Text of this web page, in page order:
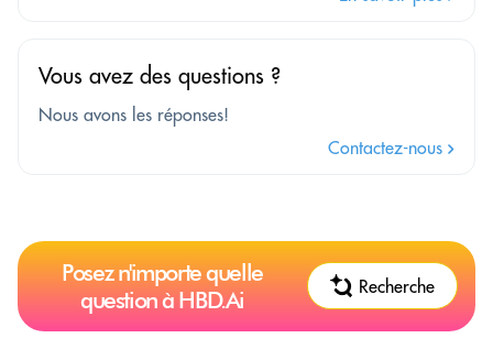
Vous avez des questions ?
Nous avons les réponses!
Contactez-nous
Posez n'importe quelle
question à HBD.Ai
Recherche